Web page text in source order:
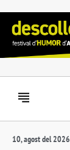
10, agost del 2026